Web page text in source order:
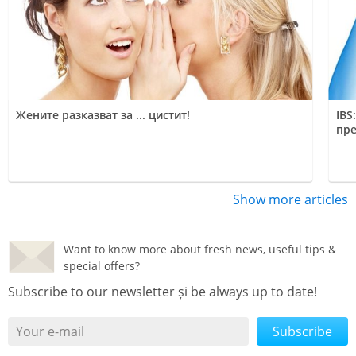
Жените разказват за ... цистит!
Show more articles
Want to know more about fresh news, useful tips &
special offers?
Subscribe to our newsletter și be always up to date!
Your e-mail